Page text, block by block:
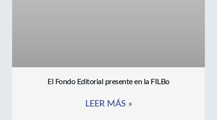
El Fondo Editorial presente en la FILBo
LEER MÁS »